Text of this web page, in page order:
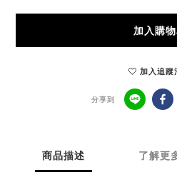
加入購
加入追蹤
分享到
商品描述 了解更